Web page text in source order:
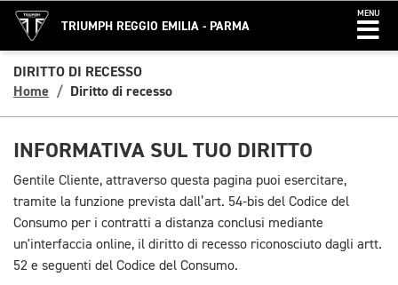
TRIUMPH REGGIO EMILIA - PARMA
MENU
DIRITTO DI RECESSO
Home
Diritto di recesso
INFORMATIVA SUL TUO DIRITTO
Gentile Cliente, attraverso questa pagina puoi esercitare,
tramite la funzione prevista dall’art. 54-bis del Codice del
Consumo per i contratti a distanza conclusi mediante
un'interfaccia online, il diritto di recesso riconosciuto dagli artt.
52 e seguenti del Codice del Consumo.